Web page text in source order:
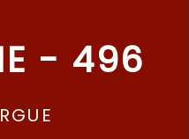
- 496